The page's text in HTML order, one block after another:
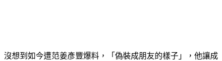
沒想到如今遭范姜彥豐爆料，「偽裝成朋友的樣子」，他讓成